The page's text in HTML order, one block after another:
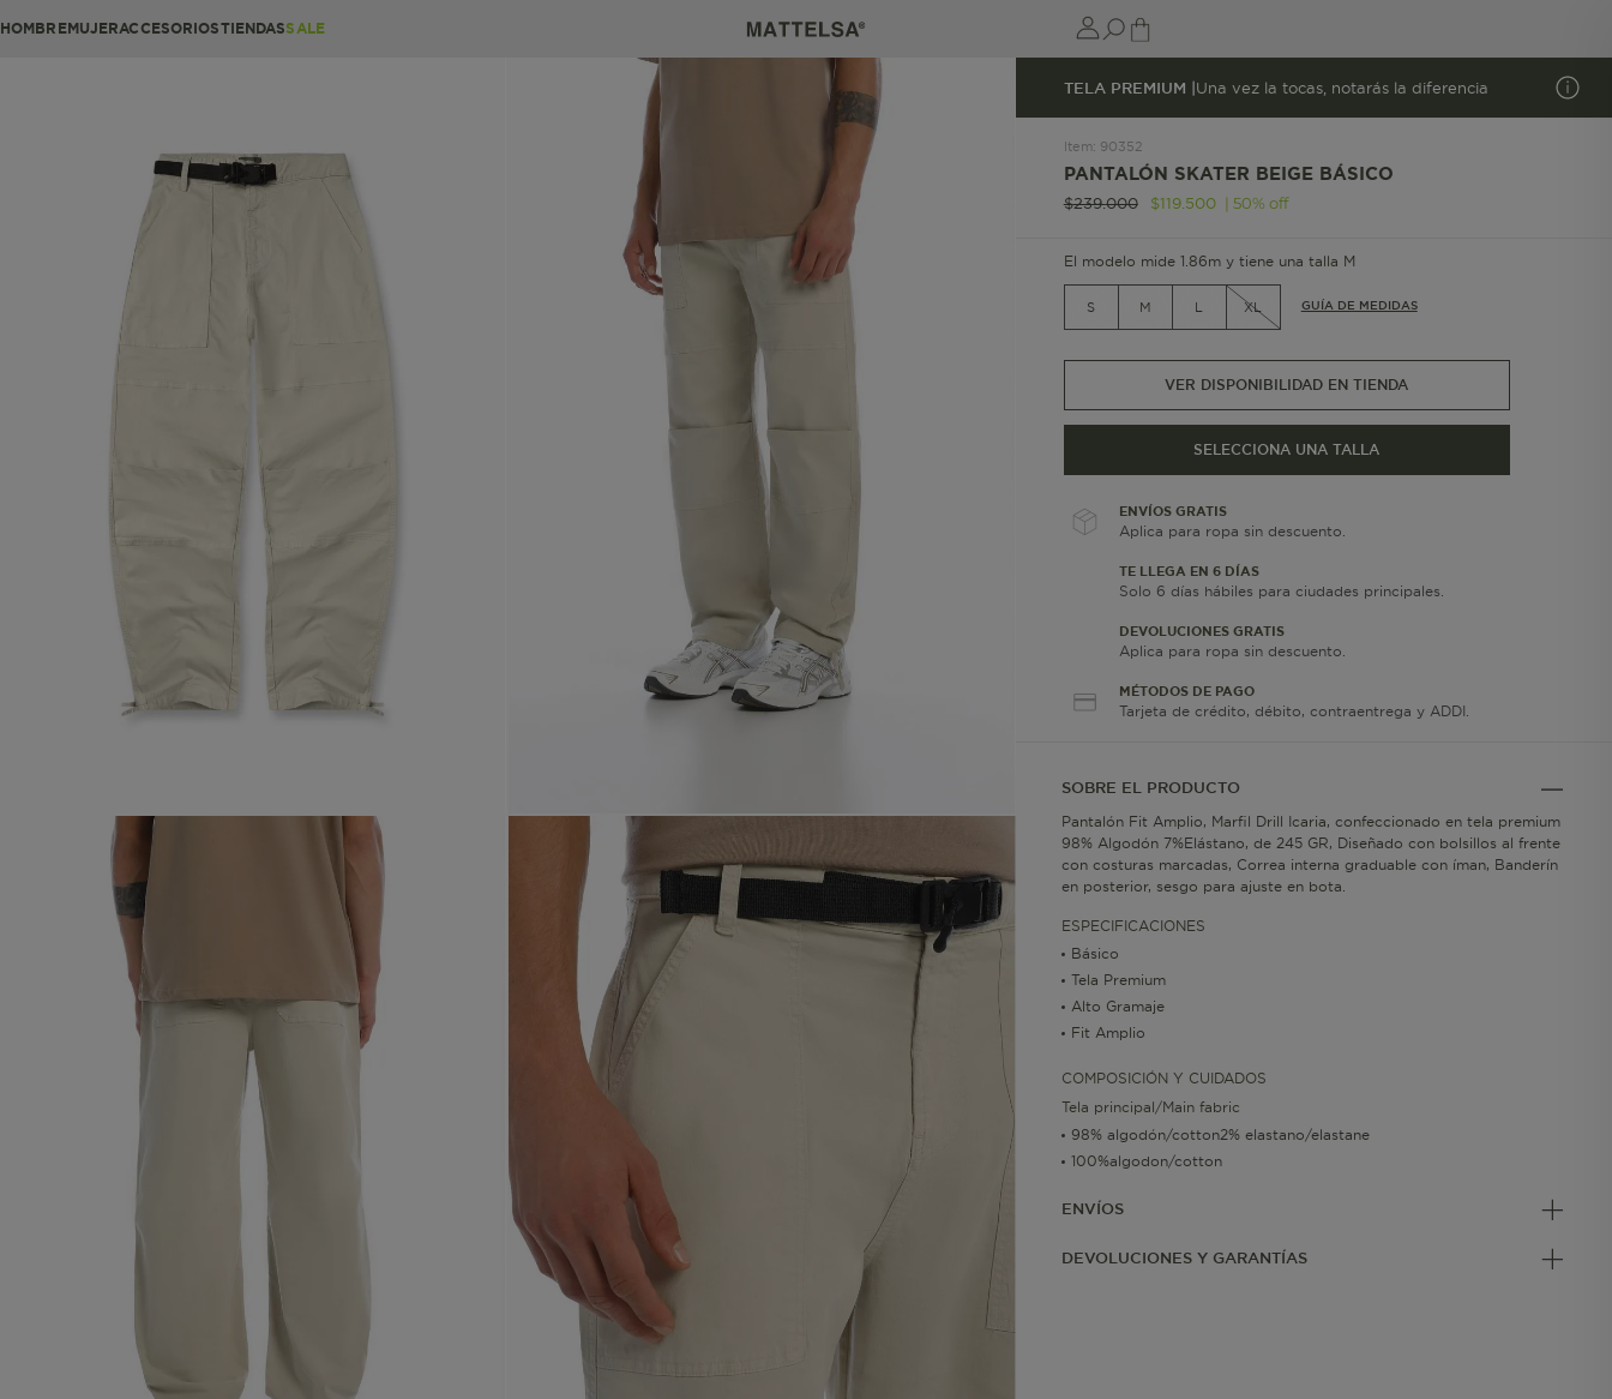
HOMBREMUJERACCESORIOSTIENDASSALE
TELA PREMIUM |Una vez la tocas, notarás la diferencia
Item: 90352
PANTALÓN SKATER BEIGE BÁSICO
$239.000 $119. 500 | 50% off
El modelo mide 1.86m y tiene una talla M
S M L XL GUÍA DE MEDIDAS
VER DISPONIBILIDAD EN TIENDA
SELECCIONA UNA TALLA
ENVÍOS GRATIS
Aplica para ropa sin descuento.
TE LLEGA EN 6 DÍAS
Solo 6 días hábiles para ciudades principales.
DEVOLUCIONES GRATIS
Aplica para ropa sin descuento.
MÉTODOS DE PAGO
Tarjeta de crédito, débito, contraentrega y ADDI.
SOBRE EL PRODUCTO
Pantalón Fit Amplio, Marfil Drill Icaria, confeccionado en tela premium
98% Algodón 7%Elástano, de 245 GR, Diseñado con bolsillos al frente
con costuras marcadas, Correa interna graduable con íman, Banderín
en posterior, sesgo para ajuste en bota.
ESPECIFICACIONES
Básico
Tela Premium
Alto Gramaje
Fit Amplio
COMPOSICIÓN Y CUIDADOS
Tela principal/Main fabric
98% algodón/cotton2% elastano/elastane
100%algodon/cotton
ENVÍOS
DEVOLUCIONES Y GARANTÍAS